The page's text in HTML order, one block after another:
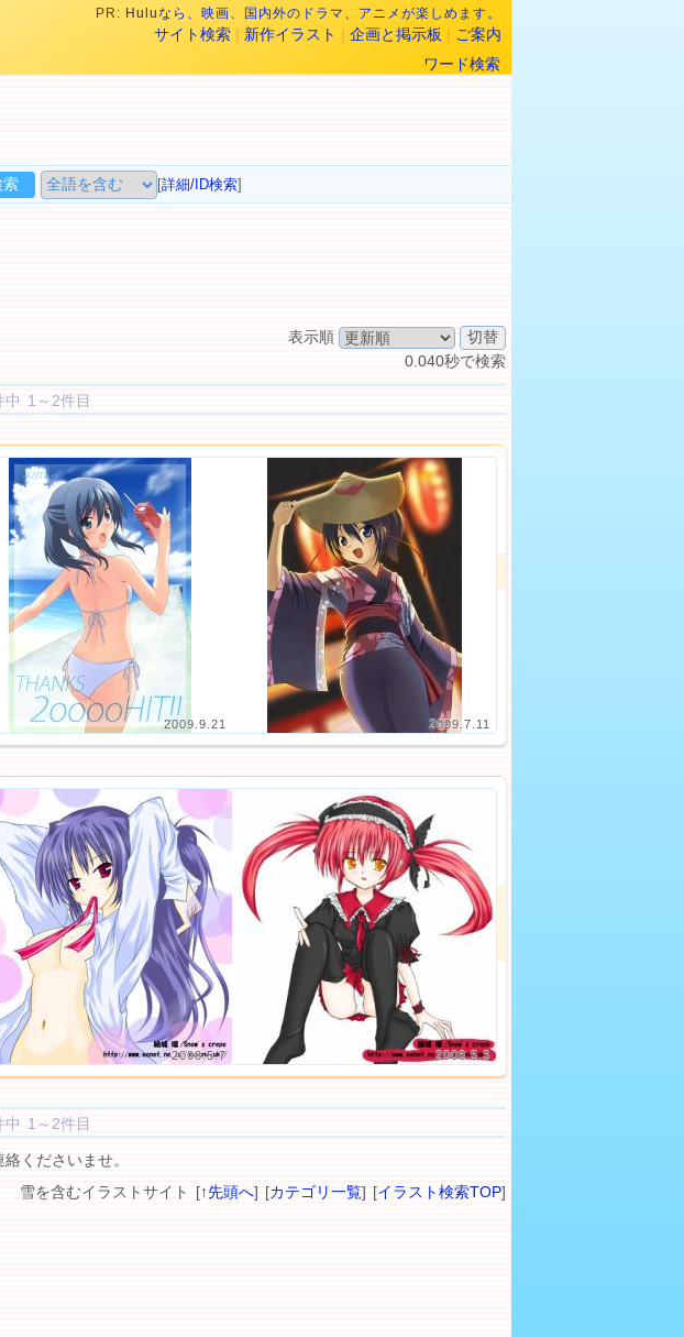
PR: Huluなら、映画、国内外のドラマ、アニメが楽しめます。
サイト検索 | 新作イラスト | 企画と掲示板 | ご案内
ワード検索
[詳細/ID検索]
表示順
0.040秒で検索
中 1～2件目
2009.9.21 2009.7.11
2008.5.7 2008.5.3
中 1～2件目
くださいませ。
雪を含むイラストサイト [↑先頭へ] [カテゴリ一覧] [イラスト検索TOP]